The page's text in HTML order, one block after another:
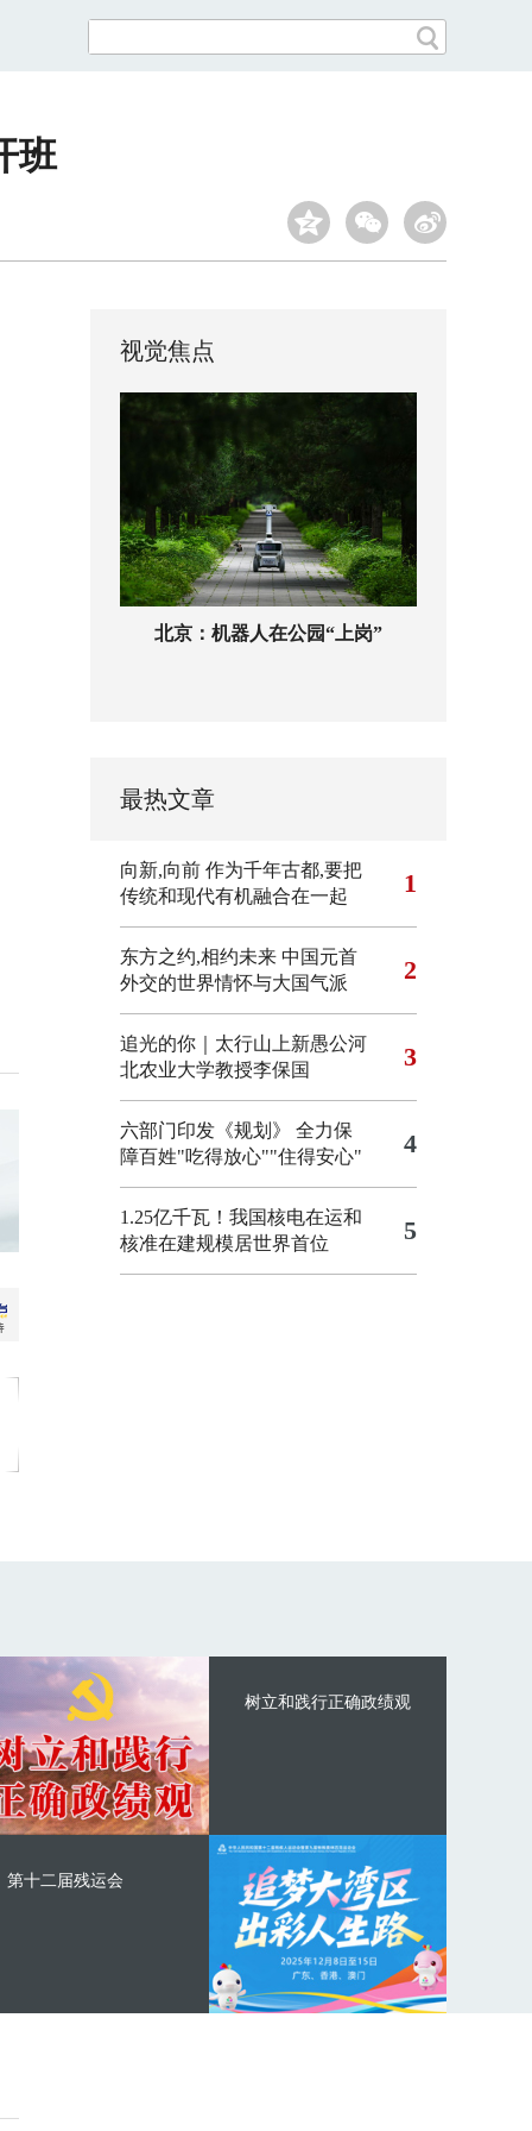
班
视觉焦点
北京：机器人在公园“上岗”
最热文章
向新,向前 作为千年古都,要把
传统和现代有机融合在一起
1
东方之约,相约未来 中国元首
外交的世界情怀与大国气派
2
追光的你｜太行山上新愚公河
北农业大学教授李保国
3
六部门印发《规划》 全力保
障百姓"吃得放心""住得安心"
4
1.25亿千瓦！我国核电在运和
核准在建规模居世界首位
5
树立和践行正确政绩观
第十二届残运会